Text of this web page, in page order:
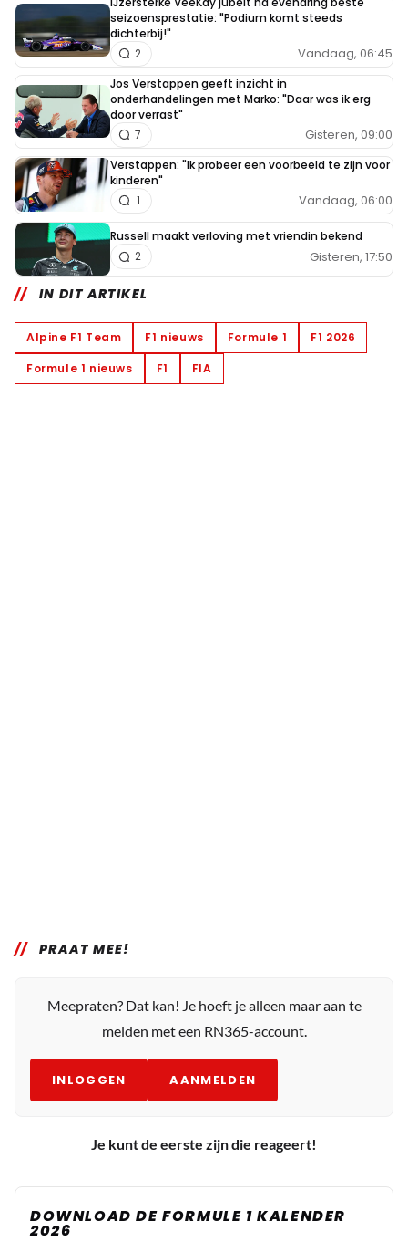
seizoensprestatie: "Podium komt steeds
dichterbij!"
Vandaag, 06:45
2
Jos Verstappen geeft inzicht in
onderhandelingen met Marko: "Daar was ik erg
door verrast"
Gisteren, 09:00
7
Verstappen: "Ik probeer een voorbeeld te zijn voor
kinderen"
Vandaag, 06:00
1
Russell maakt verloving met vriendin bekend
Gisteren, 17:50
2
IN DIT ARTIKEL
Alpine F1 Team F1 nieuws Formule 1
F1 2026
Formule 1 nieuws
F1 FIA
PRAAT MEE!
Meepraten? Dat kan! Je hoeft je alleen maar aan te
melden met een RN365-account.
INLOGGEN AANMELDEN
Je kunt de eerste zijn die reageert!
DOWNLOAD DE FORMULE 1 KALENDER
2026